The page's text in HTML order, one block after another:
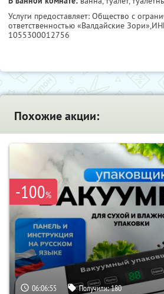
Услуги предоставляет: Общество с
ответственностью «Валдайские Зори»,
1055300012756
Похожие акции:
-100%
06:06:54 Получили:180